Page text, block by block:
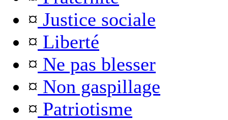
¤ Justice sociale
¤ Liberté
¤ Ne pas blesser
¤ Non gaspillage
¤ Patriotisme